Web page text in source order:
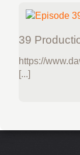
39
https://
[...]